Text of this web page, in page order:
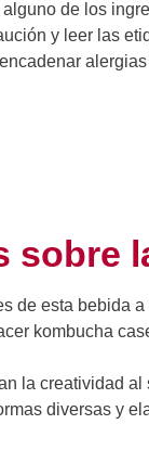
de los
y leer las
sobre
de esta bebida
kombucha
la creatividad
diversas y